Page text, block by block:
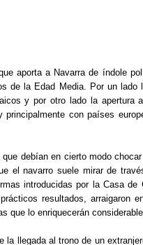
aporta a Navarra de índole
de la Edad Media. Por un lado
y por otro lado la apertura
con países
debían en cierto modo
el navarro suele mirar de
introducidas por la Casa de
resultados, arraigaron
que lo enriquecerán
llegada al trono de un